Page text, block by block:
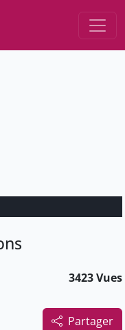
3423 Vues
Partager